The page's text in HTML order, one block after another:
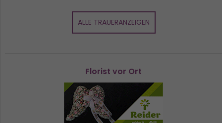
ALLE TRAUERANZEIGEN
Florist vor Ort